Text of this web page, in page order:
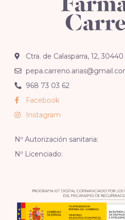
Ctra. de Calasparra, 12,
968 73 03 62
Facebook
Instagram
Nº Autorización sanitaria:
Nº Licenciado: